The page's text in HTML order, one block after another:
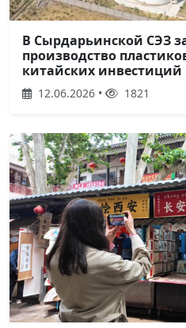
В Сырдарьинской СЭЗ
производство
китайских инвестиций
12.06.2026 • 1821